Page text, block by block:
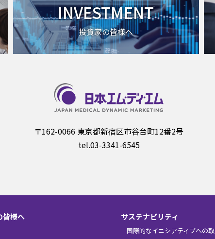
INVESTMENT
投資家の皆様へ
〒162-0066 東京都新宿区市谷台町12番2号
tel.03-3341-6545
皆様へ サステナビリティ
国際的なイニシアティブへの